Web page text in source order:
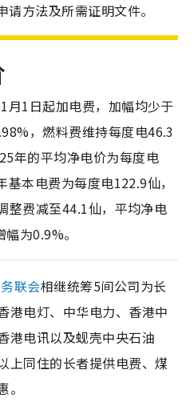
方法及所需证明文件。
月1日起加电费，加幅均少于
，燃料费维持每度电46.3
年的平均净电价为每度电
基本电费为每度电122.9仙，
整费减至44.1仙，平均净电
为0.9%。
联会相继统筹5间公司为长
港电灯、中华电力、香港中
港电讯以及蚬壳中央石油
上同住的长者提供电费、煤